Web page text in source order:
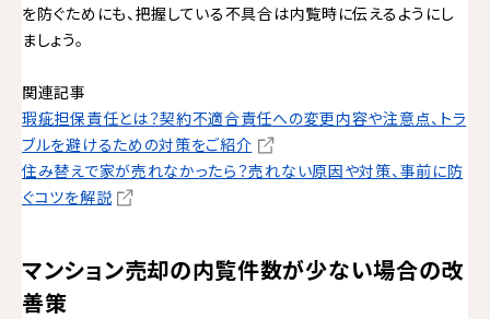
を防ぐためにも、把握している不具合は内覧時に伝えるようにし
ましょう。
関連記事
瑕疵担保責任とは？契約不適合責任への変更内容や注意点、トラ
ブルを避けるための対策をご紹介
住み替えで家が売れなかったら？売れない原因や対策、事前に防
ぐコツを解説
マンション売却の内覧件数が少ない場合の改
善策